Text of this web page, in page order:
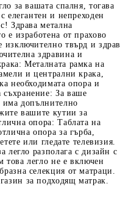
за вашата спалня, тогава
елегантен и непреходен
Здрава метална
е изработена от прахово
изключително твърд и здрав
здравина и
Металната рамка на
и централни крака,
необходимата опора и
За ваше
има допълнително
вашите кутии за
опора: Таблата на
опора за гърба,
или гледате телевизия.
легло разполага с дизайн с
легло не е включен
селекция от матраци.
за подходящ матрак.